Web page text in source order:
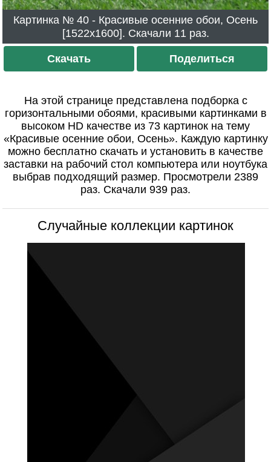
Картинка № 40 - Красивые осенние обои, Осень
[1522x1600]. Скачали 11 раз.
Скачать Поделиться
На этой странице представлена подборка с
горизонтальными обоями, красивыми картинками в
высоком HD качестве из 73 картинок на тему
«Красивые осенние обои, Осень». Каждую картинку
можно бесплатно скачать и установить в качестве
заставки на рабочий стол компьютера или ноутбука
выбрав подходящий размер. Просмотрели 2389
раз. Скачали 939 раз.
Случайные коллекции картинок